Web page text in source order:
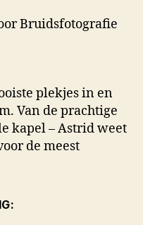
Bruidsfotografie
plekjes in en
Van de prachtige
kapel – Astrid weet
de meest